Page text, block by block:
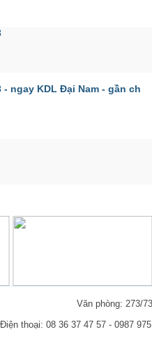
- ngay KDL Đại Nam - gần ch
Văn phòng: 273/
Điện thoại: 08 36 37 47 57 - 0987